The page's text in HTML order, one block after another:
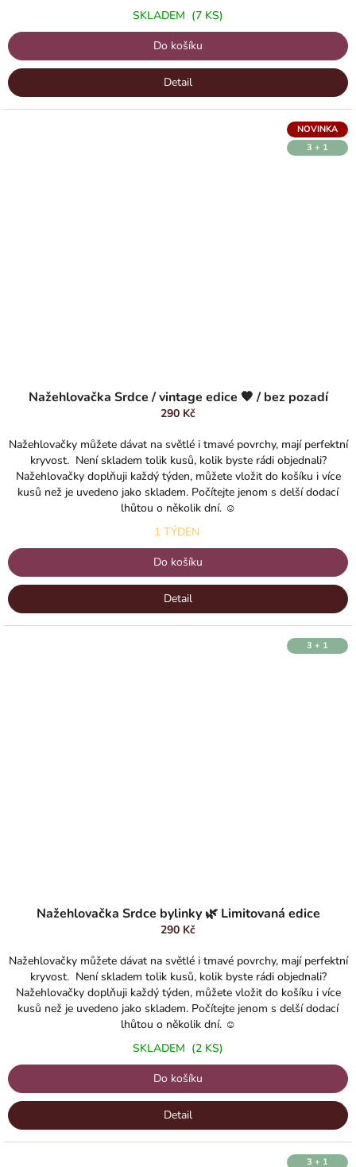
SKLADEM (7 KS)
Do košíku
Detail
NOVINKA
3 + 1
Nažehlovačka Srdce / vintage edice 🧡 / bez pozadí
290 Kč
Nažehlovačky můžete dávat na světlé i tmavé povrchy, mají perfektní
kryvost. Není skladem tolik kusů, kolik byste rádi objednali?
Nažehlovačky doplňuji každý týden, můžete vložit do košíku i více
kusů než je uvedeno jako skladem. Počítejte jenom s delší dodací
lhůtou o několik dní. ☺️
1 TÝDEN
Do košíku
Detail
3 + 1
hodnocení
5,0
hvězdiček.
Nažehlovačka Srdce bylinky 🌿 Limitovaná edice
290 Kč
Nažehlovačky můžete dávat na světlé i tmavé povrchy, mají perfektní
kryvost. Není skladem tolik kusů, kolik byste rádi objednali?
Nažehlovačky doplňuji každý týden, můžete vložit do košíku i více
kusů než je uvedeno jako skladem. Počítejte jenom s delší dodací
lhůtou o několik dní. ☺️
SKLADEM (2 KS)
Do košíku
Detail
3 + 1